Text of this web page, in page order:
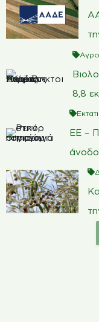
8,8
ΕΕ –